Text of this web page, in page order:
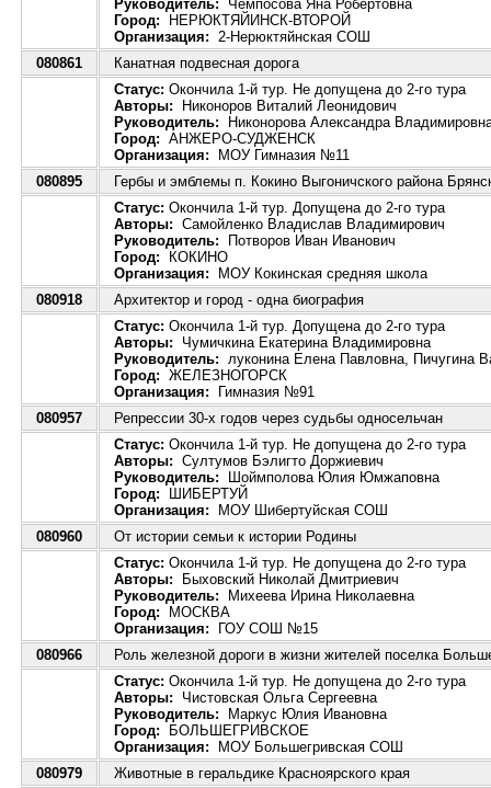
Руководитель: Чемпосова Яна Робертовна
Город: НЕРЮКТЯЙИНСК-ВТОРОЙ
Организация: 2-Нерюктяйнская СОШ
080861
Канатная подвесная дорога
Статус: Окончила 1-й тур. Не допущена до 2-го тура
Авторы: Никоноров Виталий Леонидович
Руководитель: Никонорова Александра
Город: АНЖЕРО-СУДЖЕНСК
Организация: МОУ Гимназия №11
080895
Гербы и эмблемы п. Кокино Выгоничского района
Статус: Окончила 1-й тур. Допущена до 2-го тура
Авторы: Самойленко Владислав Владимирович
Руководитель: Потворов Иван Иванович
Город: КОКИНО
Организация: МОУ Кокинская средняя школа
080918
Архитектор и город - одна биография
Статус: Окончила 1-й тур. Допущена до 2-го тура
Авторы: Чумичкина Екатерина Владимировна
Руководитель: луконина Елена Павловна, Пичугина
Город: ЖЕЛЕЗНОГОРСК
Организация: Гимназия №91
080957
Репрессии 30-х годов через судьбы односельчан
Статус: Окончила 1-й тур. Не допущена до 2-го тура
Авторы: Султумов Бэлигто Доржиевич
Руководитель: Шоймполова Юлия Юмжаповна
Город: ШИБЕРТУЙ
Организация: МОУ Шибертуйская СОШ
080960
От истории семьи к истории Родины
Статус: Окончила 1-й тур. Не допущена до 2-го тура
Авторы: Быховский Николай Дмитриевич
Руководитель: Михеева Ирина Николаевна
Город: МОСКВА
Организация: ГОУ СОШ №15
080966
Роль железной дороги в жизни жителей поселка
Статус: Окончила 1-й тур. Не допущена до 2-го тура
Авторы: Чистовская Ольга Сергеевна
Руководитель: Маркус Юлия Ивановна
Город: БОЛЬШЕГРИВСКОЕ
Организация: МОУ Большегривская СОШ
080979
Животные в геральдике Красноярского края